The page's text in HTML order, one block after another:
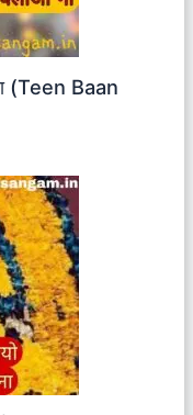
(Teen Baan